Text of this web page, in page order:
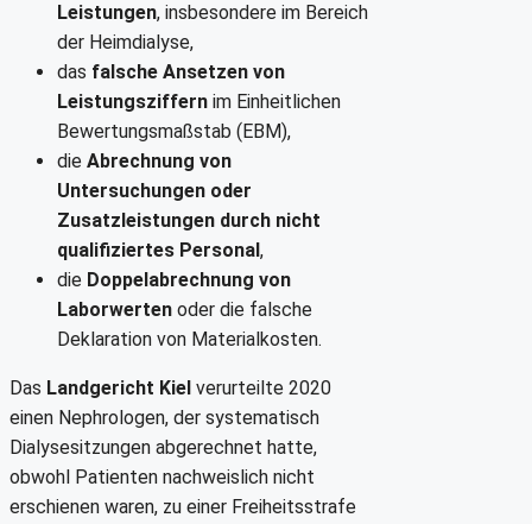
Leistungen, insbesondere im Bereich
der Heimdialyse,
das falsche Ansetzen von
Leistungsziffern im Einheitlichen
Bewertungsmaßstab (EBM),
die Abrechnung von
Untersuchungen oder
Zusatzleistungen durch nicht
qualifiziertes Personal ,
die Doppelabrechnung von
Laborwerten oder die falsche
Deklaration von Materialkosten.
Das Landgericht Kiel verurteilte 2020
einen Nephrologen, der systematisch
Dialysesitzungen abgerechnet hatte,
obwohl Patienten nachweislich nicht
erschienen waren, zu einer Freiheitsstrafe